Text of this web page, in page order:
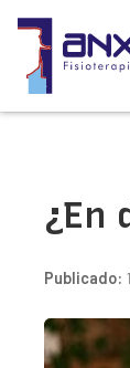
¿En
Publicado: